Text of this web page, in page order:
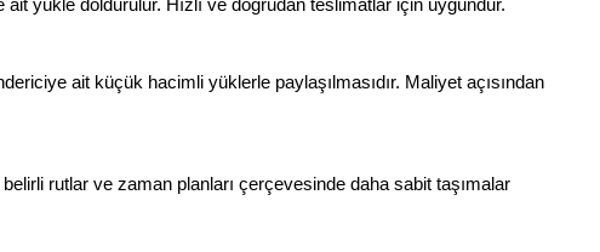
yükle doldurulur. Hızlı ve doğrudan teslimatlar için uygundur.
ait küçük hacimli yüklerle paylaşılmasıdır. Maliyet açısından
rutlar ve zaman planları çerçevesinde daha sabit taşımalar